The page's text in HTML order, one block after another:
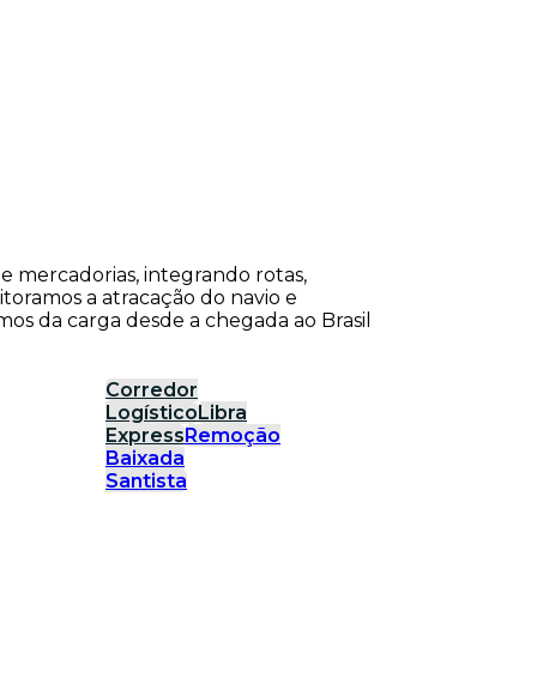
mercadorias, integrando rotas,
a atracação do navio e
da carga desde a chegada ao Brasil
Corredor
Logístico Libra
Express Remoção
Baixada
Santista